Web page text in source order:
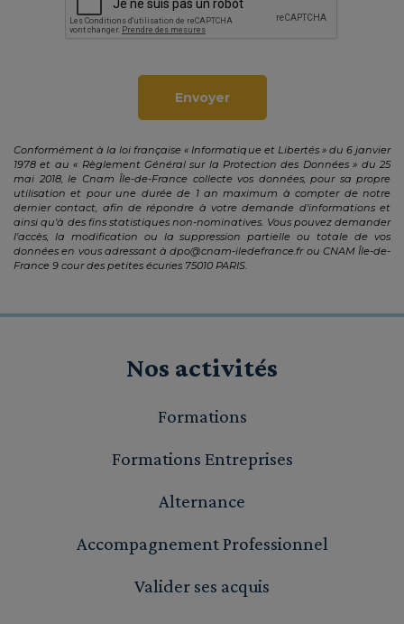
Envoyer
Conformément à la loi française « Informatique et Libertés » du 6 janvier
1978 et au « Règlement Général sur la Protection des Données » du 25
mai 2018, le Cnam Île-de-France collecte vos données, pour sa propre
utilisation et pour une durée de 1 an maximum à compter de notre
dernier contact, afin de répondre à votre demande d'informations et
ainsi qu'à des fins statistiques non-nominatives. Vous pouvez demander
l'accès, la modification ou la suppression partielle ou totale de vos
données en vous adressant àdpo@cnam-iledefrance.frou CNAM Île-de-
France 9 cour des petites écuries 75010 PARIS.
Nos activités
Formations
Formations Entreprises
Alternance
Accompagnement Professionnel
Valider ses acquis